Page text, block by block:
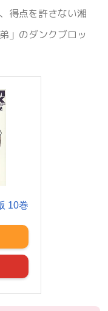
得点を許さない湘
」のダンクブロッ
10巻